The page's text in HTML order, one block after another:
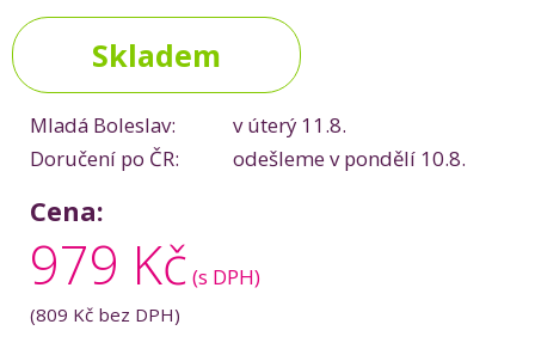
Skladem
Mladá Boleslav:
v úterý 11.8.
Doručení po ČR:
odešleme v pondělí 10.8.
Cena:
979 Kč (s DPH)
(809 Kč bez DPH)